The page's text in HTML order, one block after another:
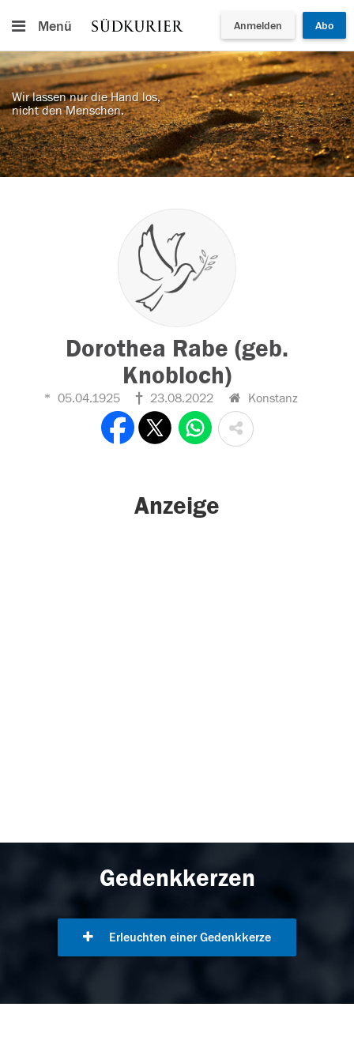
Menü Anmelden Abo
Wir lassen nur die Hand los,
nicht den Menschen.
Dorothea Rabe (geb.
Knobloch)
05.04.1925 23.08.2022 Konstanz
Anzeige
Gedenkkerzen
Erleuchten einer Gedenkkerze